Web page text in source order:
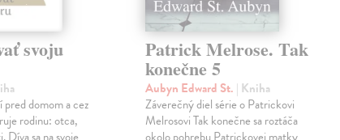
svoju
pred domom a cez
rodinu: otca,
Patrick Melrose. Tak
konečne 5
Aubyn Edward St. | Kniha
Záverečný diel série o Patrickovi
Melrosovi Tak konečne sa roztáča